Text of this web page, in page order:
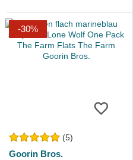
-30%
(5)
Goorin Bros.